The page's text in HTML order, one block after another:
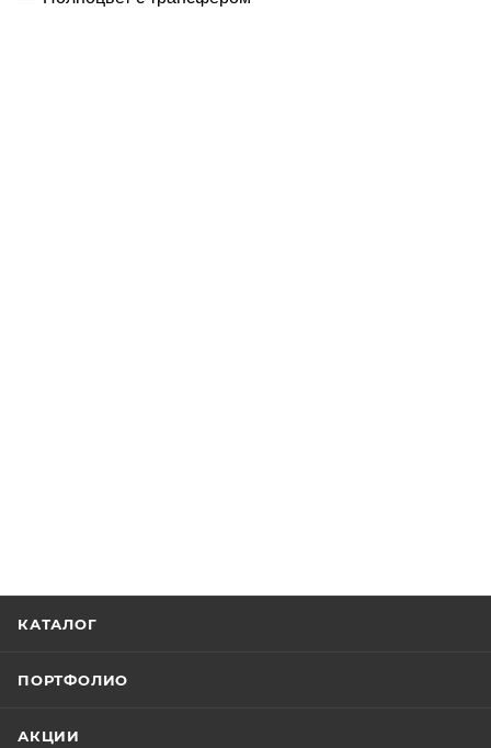
КАТАЛОГ
ПОРТФОЛИО
АКЦИИ